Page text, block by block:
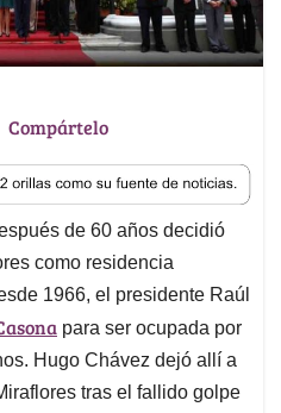
T
r
e
a
d
s
Compártelo
de 60 años decidió
como residencia
1966, el presidente Raúl
para ser ocupada por
Hugo Chávez dejó allí a
tras el fallido golpe